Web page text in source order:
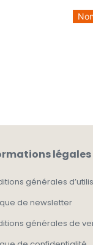
légales
générales
de newsletter
générales de